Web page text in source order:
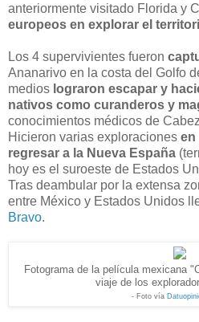
anteriormente visitado Florida y
europeos en explorar el
Los 4 supervivientes fueron
Ananarivo en la costa del Golfo
medios lograron escapar y
nativos como curanderos y
conocimientos médicos de
Hicieron varias exploraciones en
regresar a la Nueva España
hoy es el suroeste de Estados
Tras deambular por la extensa
entre México y Estados Unidos
Bravo.
Fotograma de la película mexicana
viaje de los
- Foto vía